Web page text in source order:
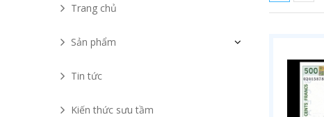
Trang chủ
Sản phẩm
Tin tức
Kiến thức sưu tầm